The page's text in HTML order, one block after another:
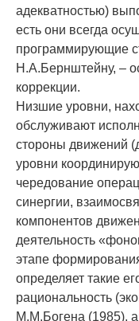
адекватностью)
есть они всегда
программирующие
Н.А.Бернштейну, –
коррекции.
Низшие уровни,
обслуживают
стороны движений
уровни
чередование
синергии,
компонентов
деятельность
этапе
определяет та­кие
рациональ­ность
М.М.Богена (1985),